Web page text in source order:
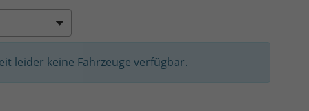
leider keine Fahrzeuge verfügbar.